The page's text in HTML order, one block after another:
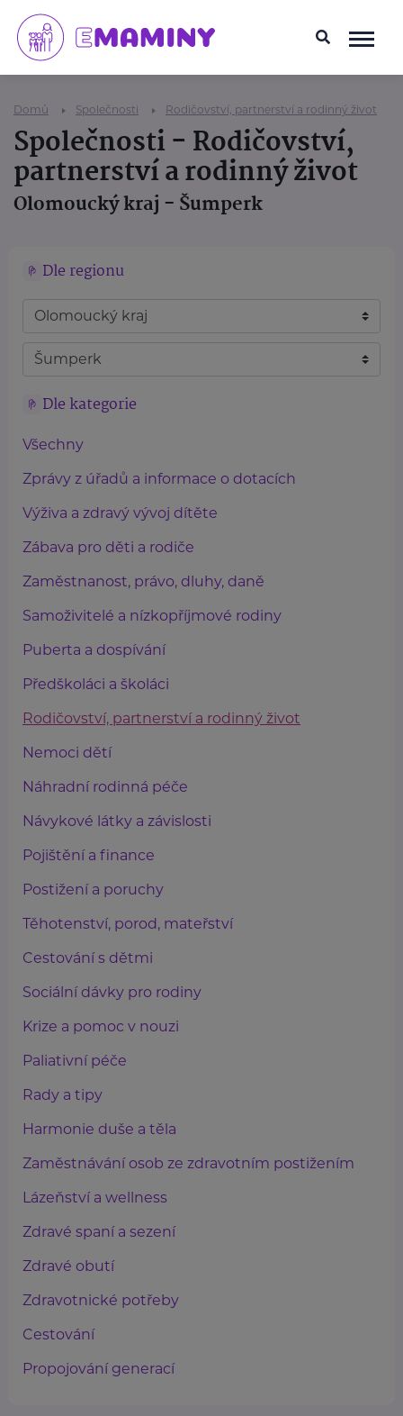
Domů Společnosti Rodičovství, partnerství a rodinný život
Společnosti - Rodičovství,
partnerství a rodinný život
Olomoucký kraj - Šumperk
Dle regionu
Dle kategorie
Všechny
Zprávy z úřadů a informace o dotacích
Výživa a zdravý vývoj dítěte
Zábava pro děti a rodiče
Zaměstnanost, právo, dluhy, daně
Samoživitelé a nízkopříjmové rodiny
Puberta a dospívání
Předškoláci a školáci
Rodičovství, partnerství a rodinný život
Nemoci dětí
Náhradní rodinná péče
Návykové látky a závislosti
Pojištění a finance
Postižení a poruchy
Těhotenství, porod, mateřství
Cestování s dětmi
Sociální dávky pro rodiny
Krize a pomoc v nouzi
Paliativní péče
Rady a tipy
Harmonie duše a těla
Zaměstnávání osob ze zdravotním postižením
Lázeňství a wellness
Zdravé spaní a sezení
Zdravé obutí
Zdravotnické potřeby
Cestování
Propojování generací